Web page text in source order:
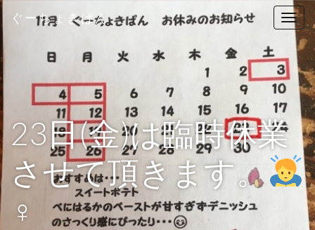
T
g
a
g
ぐーちょきぱん
23日(金)は臨時休業
させて頂きます。
‍♀️